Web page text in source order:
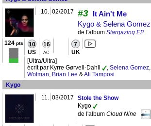
10. 02/2017 #3 It Ain't Me
Kygo & Selena Gomez
de l'album Stargazing EP
124pts 10
US
16
AC
7
UK
[Ultra/Ultra]
écrit par Kyrre Gørvell-Dahll
, Selena Gomez,
Wotman, Brian Lee &Ali Tamposi
Kygo
11. 03/2017
Stole the Show
Kygo
de l'album Cloud Nine